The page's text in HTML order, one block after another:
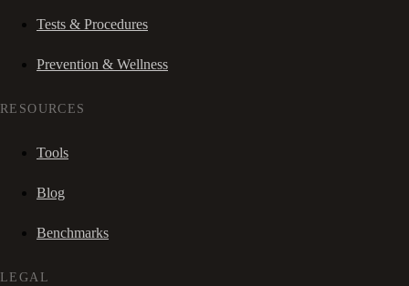
Tests & Procedures
Prevention & Wellness
RESOURCES
Tools
Blog
Benchmarks
LEGAL